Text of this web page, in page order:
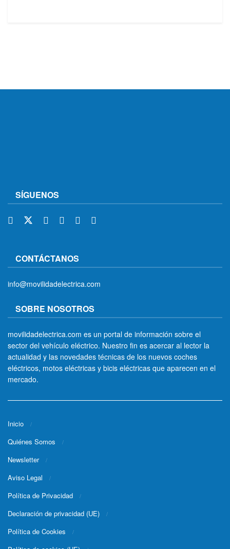
SÍGUENOS
CONTÁCTANOS
info@movilidadelectrica.com
SOBRE NOSOTROS
movilidadelectrica.com es un portal de información sobre el
sector del vehículo eléctrico. Nuestro fin es acercar al lector la
actualidad y las novedades técnicas de los nuevos coches
eléctricos, motos eléctricas y bicis eléctricas que aparecen en el
mercado.
Inicio
Quiénes Somos
Newsletter
Aviso Legal
Política de Privacidad
Declaración de privacidad (UE)
Política de Cookies